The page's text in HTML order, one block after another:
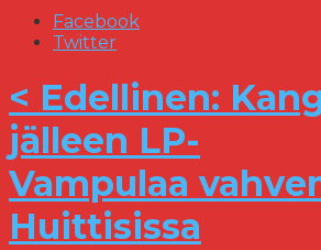
Facebook
Twitter
< Edellinen:
jälleen LP-
Vampulaa
Huittisissa